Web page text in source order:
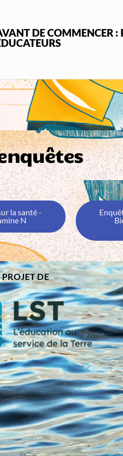
DE COMMENCER :
la santé -
N
DE